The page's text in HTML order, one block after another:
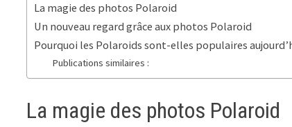
La magie des photos Polaroid
Un nouveau regard grâce aux photos Polaroid
Pourquoi les Polaroids sont-elles populaires
Publications similaires :
La magie des photos Polaroid